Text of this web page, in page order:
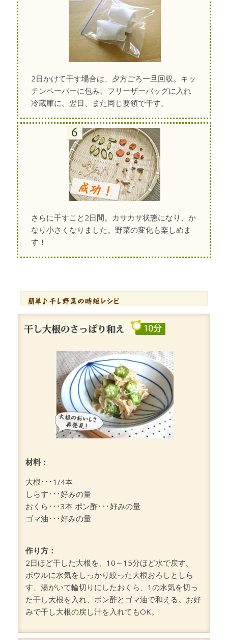
2日かけて干す場合は、夕方ごろ一旦回収。キッ
チンペーパーに包み、フリーザーバッグに入れ
冷蔵庫に。翌日、また同じ要領で干す。
さらに干すこと2日間。カサカサ状態になり、か
なり小さくなりました。野菜の変化も楽しめま
す！
材料：
大根･･･1/4本
しらす･･･好みの量
おくら･･･3本 ポン酢･･･好みの量
ゴマ油･･･好みの量
作り方：
2日ほど干した大根を、10～15分ほど水で戻す。
ボウルに水気をしっかり絞った大根おろしとしら
す、湯がいて輪切りにしたおくら、1の水気を切っ
た干し大根を入れ、ポン酢とゴマ油で和える。お好
みで干し大根の戻し汁を入れてもOK。